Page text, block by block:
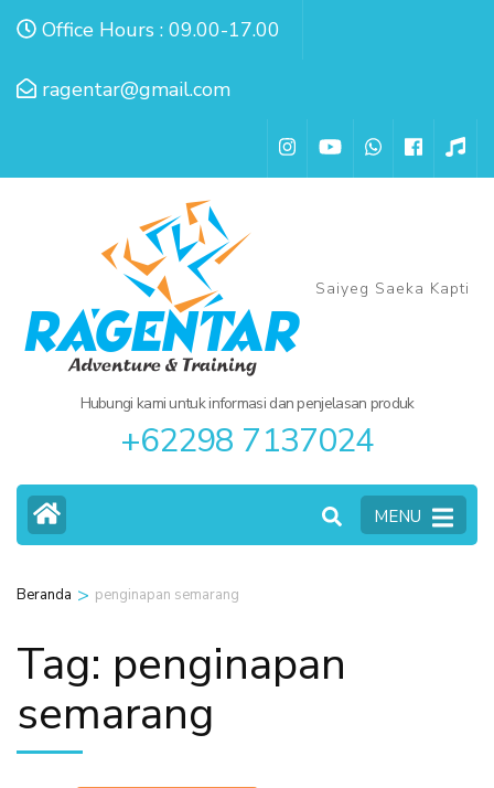
Lompat
konten
Office Hours : 09.00-17.00
ragentar@gmail.com
Saiyeg Saeka Kapti
Hubungi kami untuk informasi dan penjelasan produk
+62298 7137024
MENU
Beranda > penginapan semarang
Tag: penginapan
semarang